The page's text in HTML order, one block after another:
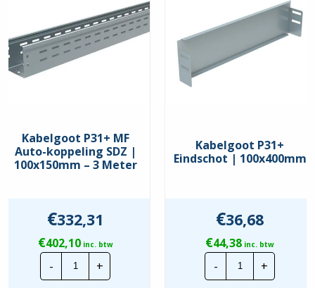
Kabelgoot P31+ MF
Auto-koppeling SDZ |
100x150mm – 3 Meter
€332,31
€402,10inc. btw
-
Kabelgoot
P31+
MF
+
Kabelgoot P31+
Eindschot | 100x400mm
€36,68
€44,38 inc. btw
-
Kabelgoot
P31+
Eindschot
+